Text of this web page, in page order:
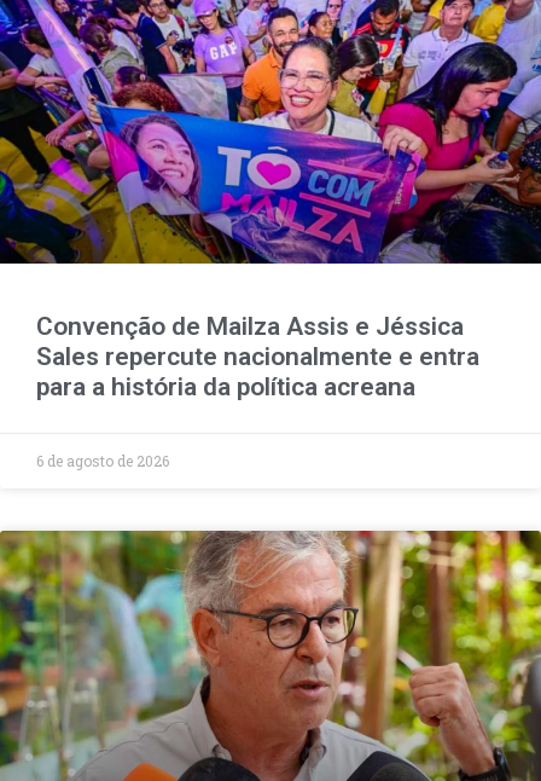
Convenção de Mailza Assis e Jéssica
Sales repercute nacionalmente e entra
para a história da política acreana
6 de agosto de 2026